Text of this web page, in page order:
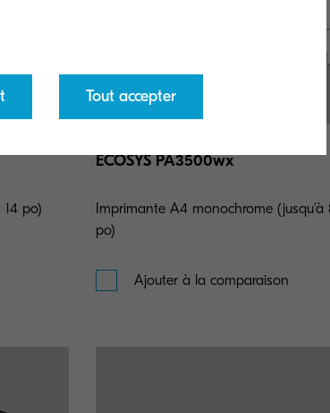
po)
ECOSYS PA3500wx
Imprimante A4 monochrome (jusqu'à
po)
Ajouter à la comparaison
Tout accepter